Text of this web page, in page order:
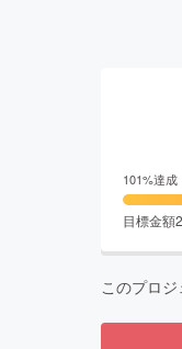
101%達成
目標金額
このプロジ